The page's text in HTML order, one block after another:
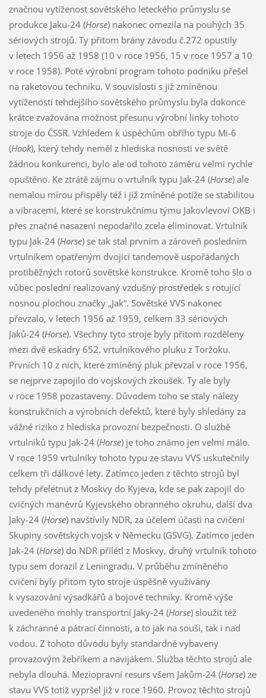
značnou vytíženost sovětského leteckého průmyslu se
produkce Jaku-24 (Horse) nakonec omezila na pouhých 35
sériových strojů. Ty přitom brány závodu č.272 opustily
v letech 1956 až 1958 (10 v roce 1956, 15 v roce 1957 a 10
v roce 1958). Poté výrobní program tohoto podniku přešel
na raketovou techniku. V souvislosti s již zmíněnou
vytížeností tehdejšího sovětského průmyslu byla dokonce
krátce zvažována možnost přesunu výrobní linky tohoto
stroje do ČSSR. Vzhledem k úspěchům obřího typu Mi-6
(Hook), který tehdy neměl z hlediska nosnosti ve světě
žádnou konkurenci, bylo ale od tohoto záměru velmi rychle
opuštěno. Ke ztrátě zájmu o vrtulník typu Jak-24 (Horse) ale
nemalou mírou přispěly též i již zmíněné potíže se stabilitou
a vibracemi, které se konstrukčnímu týmu Jakovlevovi OKB i
přes značné nasazení nepodařilo zcela eliminovat. Vrtulník
typu Jak-24 (Horse) se tak stal prvním a zároveň posledním
vrtulníkem opatřeným dvojicí tandemově uspořádaných
protiběžných rotorů sovětské konstrukce. Kromě toho šlo o
vůbec poslední realizovaný vzdušný prostředek s rotující
nosnou plochou značky „Jak“. Sovětské VVS nakonec
převzalo, v letech 1956 až 1959, celkem 33 sériových
Jaků-24 (Horse). Všechny tyto stroje byly přitom rozděleny
mezi dvě eskadry 652. vrtulníkového pluku z Toržoku.
Prvních 10 z nich, které zmíněný pluk převzal v roce 1956,
se nejprve zapojilo do vojskových zkoušek. Ty ale byly
v roce 1958 pozastaveny. Důvodem toho se staly nálezy
konstrukčních a výrobních defektů, které byly shledány za
vážné riziko z hlediska provozní bezpečnosti. O službě
vrtulníků typu Jak-24 (Horse) je toho známo jen velmi málo.
V roce 1959 vrtulníky tohoto typu ze stavu VVS uskutečnily
celkem tři dálkové lety. Zatímco jeden z těchto strojů byl
tehdy přelétnut z Moskvy do Kyjeva, kde se pak zapojil do
cvičných manévrů Kyjevského obranného okruhu, další dva
Jaky-24 (Horse) navštívily NDR, za účelem účasti na cvičení
Skupiny sovětských vojsk v Německu (GSVG). Zatímco jeden
Jak-24 (Horse) do NDR přilétl z Moskvy, druhý vrtulník tohoto
typu sem dorazil z Leningradu. V průběhu zmíněného
cvičení byly přitom tyto stroje úspěšně využívány
k vysazování výsadkářů a bojové techniky. Kromě výše
uvedeného mohly transportní Jaky-24 (Horse) sloužit též
k záchranné a pátrací činnosti, a to jak na souši, tak i nad
vodou. Z tohoto důvodu byly standardně vybaveny
provazovým žebříkem a navijákem. Služba těchto strojů ale
nebyla dlouhá. Meziopravní resurs všem Jakům-24 (Horse) ze
stavu VVS totiž vypršel již v roce 1960. Provoz těchto strojů